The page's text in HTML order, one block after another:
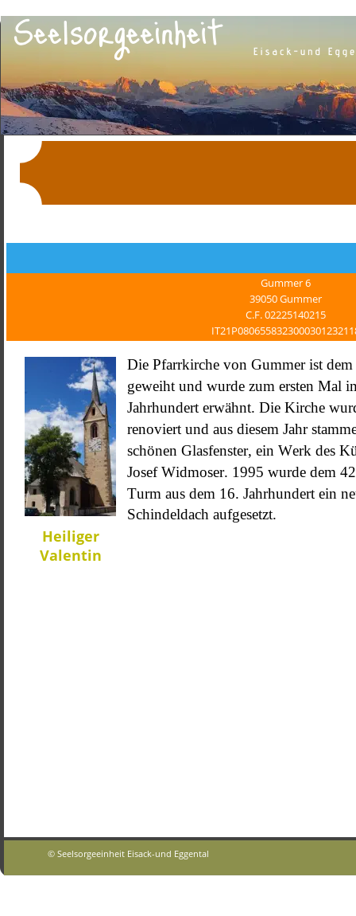
© Seelsorgeeinheit Eisack-und Eggental
Die Pfarrkirche von Gummer ist
geweiht und wurde zum ersten Mal
Jahrhundert erwähnt. Die Kirche
renoviert und aus diesem Jahr
schönen Glasfenster, ein Werk des
Josef Widmoser. 1995 wurde dem
Turm aus dem 16. Jahrhundert ein
Schindeldach aufgesetzt.
Heiliger
Valentin
Gummer 6
39050 Gummer
C.F. 02225140215